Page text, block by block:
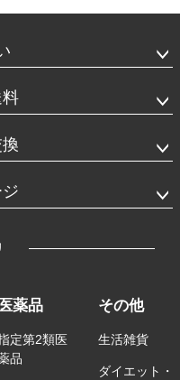
医薬品
定第2類医
品
その他
生活雑貨
ダイエット・